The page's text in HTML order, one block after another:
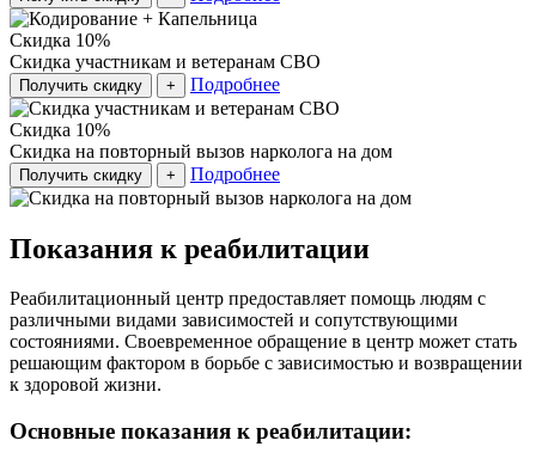
Скидка 10%
Скидка участникам и ветеранам СВО
Получить скидку + Подробнее
Скидка 10%
Скидка на повторный вызов нарколога на дом
Получить скидку + Подробнее
Показания к реабилитации
Реабилитационный центр предоставляет помощь людям с
различными видами зависимостей и сопутствующими
состояниями. Своевременное обращение в центр может стать
решающим фактором в борьбе с зависимостью и возвращении
к здоровой жизни.
Основные показания к реабилитации: